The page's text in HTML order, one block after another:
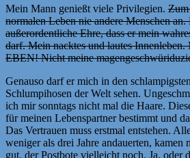
Mein Mann genießt viele Privilegien.
normalen Leben nie andere Menschen
außerordentliche Ehre, dass er mein
darf. Mein nacktes und lautes
EBEN! Nicht meine
Genauso darf er mich in den
Schlumpihosen der Welt sehen.
ich mir sonntags nicht mal die Haare.
für meinen Lebenspartner bestimmt und
Das Vertrauen muss erstmal entstehen.
weniger als drei Jahre andauerten, kamen
gut, der Postbote vielleicht noch. Ja, oder